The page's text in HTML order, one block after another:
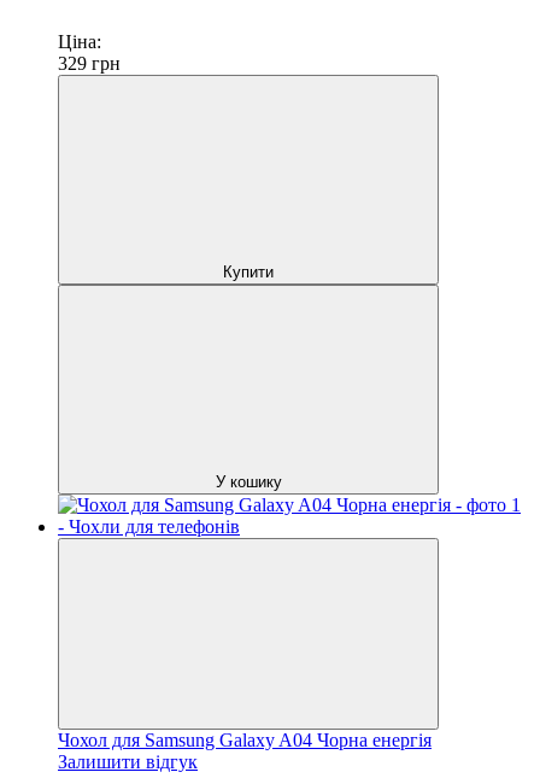
Ціна:
329 грн
Купити
У кошику
Чохол для Samsung Galaxy A04 Чорна енергія
Залишити відгук